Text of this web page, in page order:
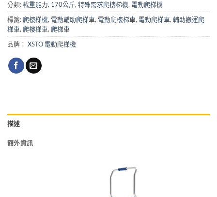
分類:載重能力, 170公斤, 特殊需求爬樓梯機, 電動爬梯機
標籤: 爬樓梯機, 電動輔助爬梯車, 電動爬樓梯車, 電動爬梯車, 輔助搬運爬
梯車, 爬樓梯車, 爬梯車
品牌： XSTO 電動爬梯機
描述
額外資訊